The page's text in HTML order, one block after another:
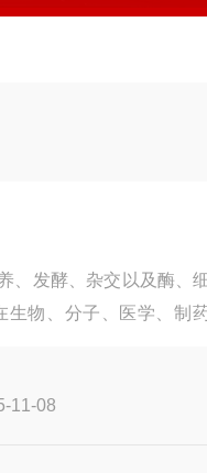
、发酵、杂交以及酶、
生物、分子、医学、制
11-08